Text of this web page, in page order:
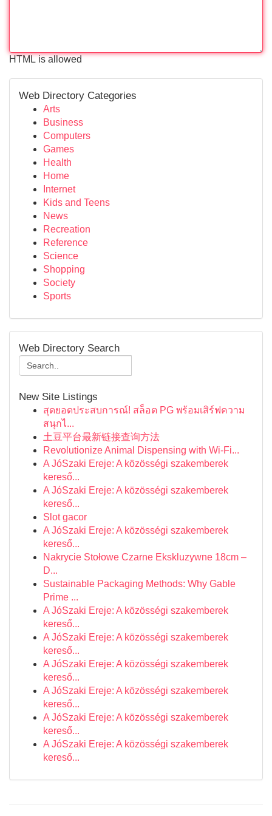
HTML is allowed
Web Directory Categories
Arts
Business
Computers
Games
Health
Home
Internet
Kids and Teens
News
Recreation
Reference
Science
Shopping
Society
Sports
Web Directory Search
New Site Listings
สุดยอดประสบการณ์! สล็อต PG พร้อมเสิร์ฟความ
สนุกไ...
土豆平台最新链接查询方法
Revolutionize Animal Dispensing with Wi-Fi...
A JóSzaki Ereje: A közösségi szakemberek
kereső...
A JóSzaki Ereje: A közösségi szakemberek
kereső...
Slot gacor
A JóSzaki Ereje: A közösségi szakemberek
kereső...
Nakrycie Stołowe Czarne Ekskluzywne 18cm –
D...
Sustainable Packaging Methods: Why Gable
Prime ...
A JóSzaki Ereje: A közösségi szakemberek
kereső...
A JóSzaki Ereje: A közösségi szakemberek
kereső...
A JóSzaki Ereje: A közösségi szakemberek
kereső...
A JóSzaki Ereje: A közösségi szakemberek
kereső...
A JóSzaki Ereje: A közösségi szakemberek
kereső...
A JóSzaki Ereje: A közösségi szakemberek
kereső...